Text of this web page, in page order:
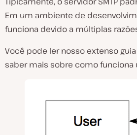
Em um ambiente de
funciona devido a múltiplas
Você pode ler nosso extenso
saber mais sobre como funciona